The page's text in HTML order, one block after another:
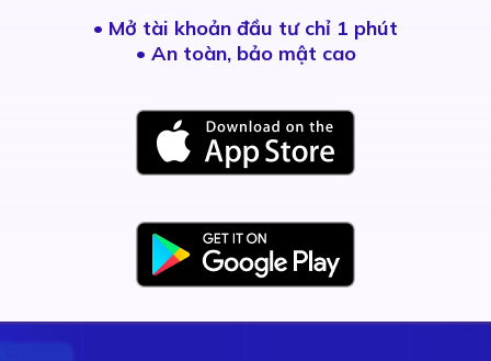
• Mở tài khoản đầu tư chỉ 1 phút
• An toàn, bảo mật cao